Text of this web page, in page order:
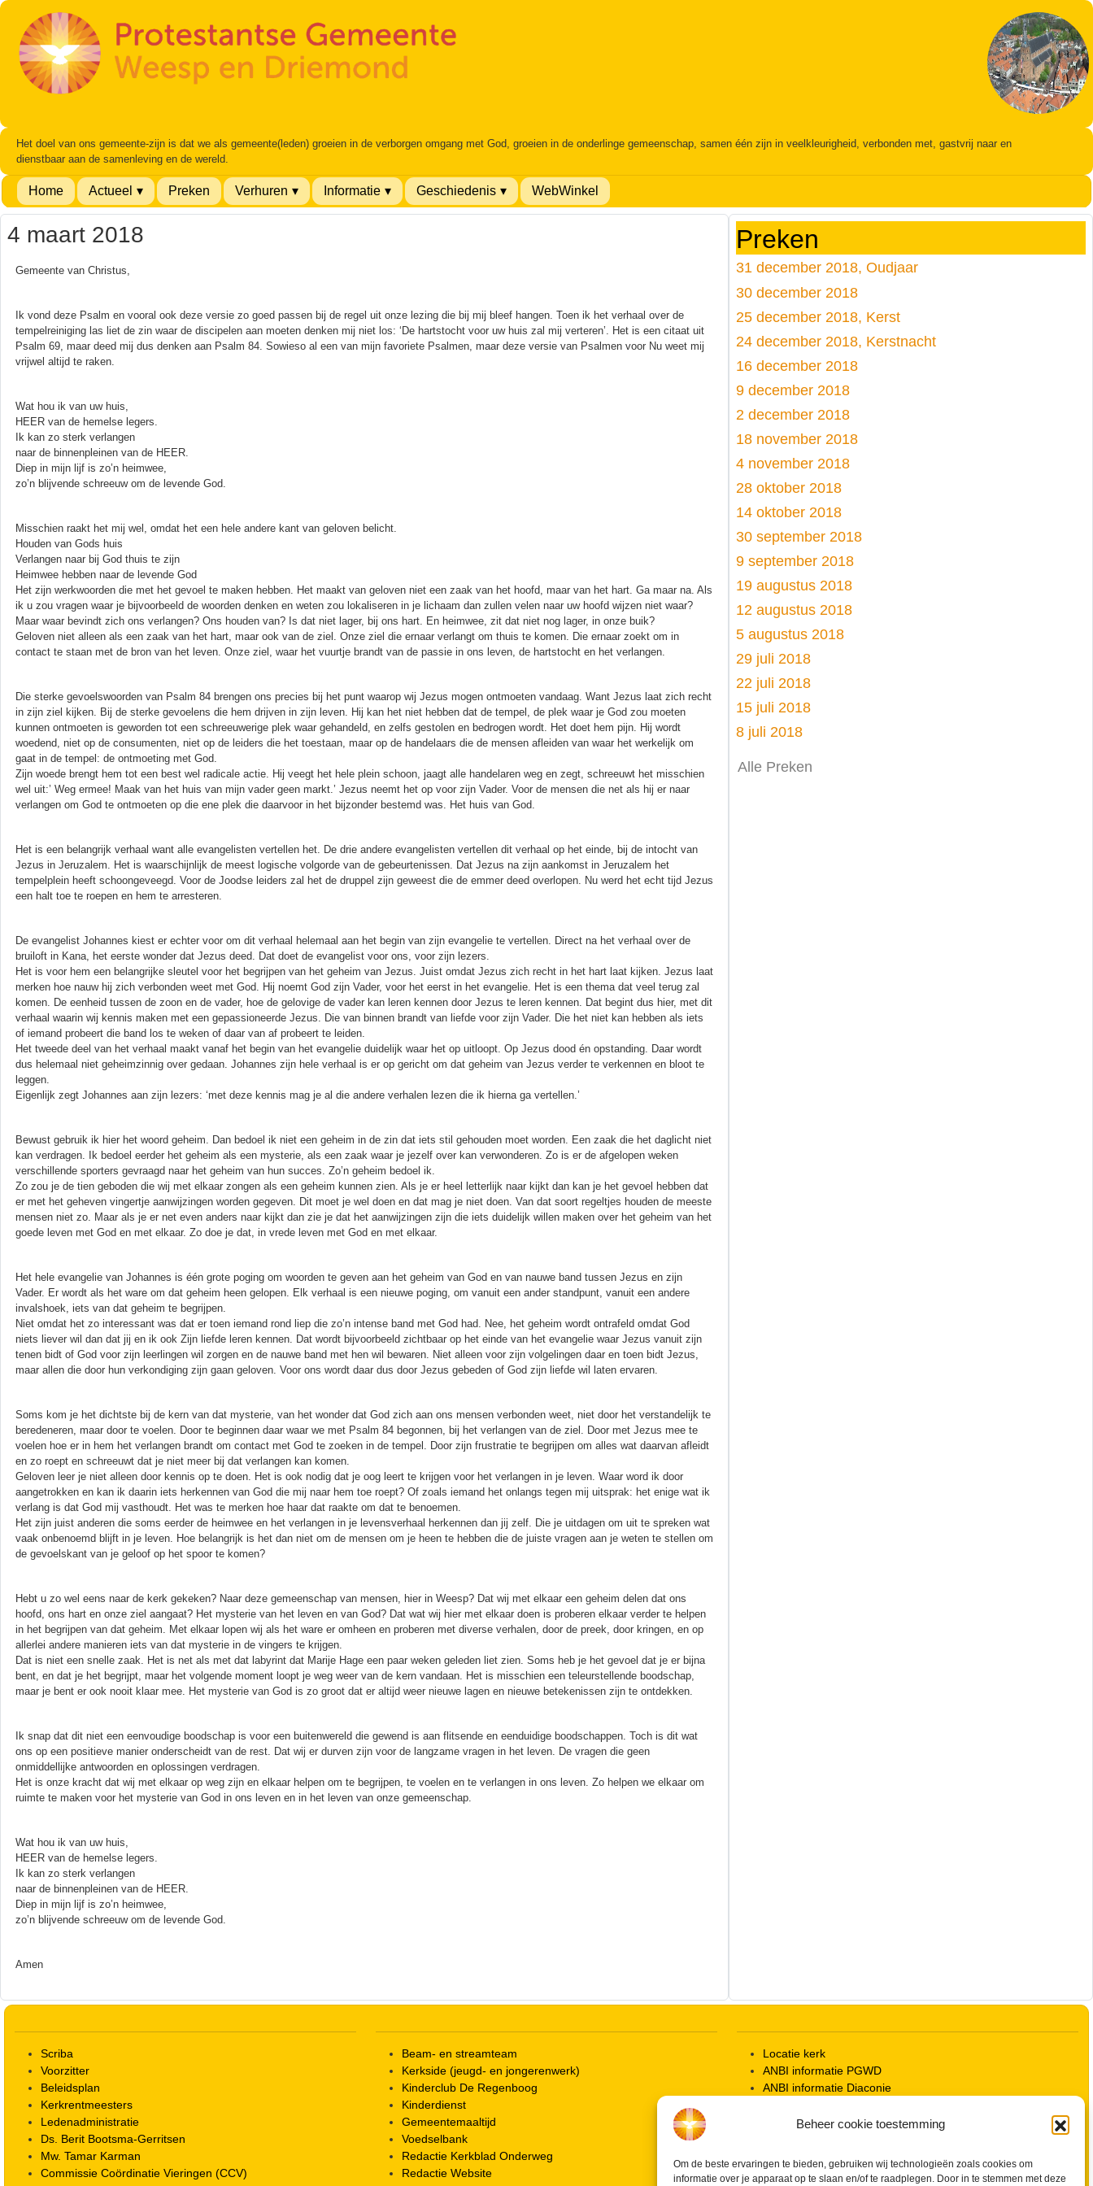
Beheer cookie toestemming
Om de beste ervaringen te bieden, gebruiken wij technologieën zoals cookies om
informatie over je apparaat op te slaan en/of te raadplegen. Door in te stemmen met deze
Het doel van ons gemeente-zijn is dat we als gemeente(leden) groeien in de verborgen omgang met God, groeien in de onderlinge gemeenschap, samen één zijn in veelkleurigheid, verbonden met, gastvrij naar en
dienstbaar aan de samenleving en de wereld.
Home Actueel Preken Verhuren Informatie Geschiedenis WebWinkel
4 maart 2018
Gemeente van Christus,
Ik vond deze Psalm en vooral ook deze versie zo goed passen bij de regel uit onze lezing die bij mij bleef hangen. Toen ik het verhaal over de
tempelreiniging las liet de zin waar de discipelen aan moeten denken mij niet los: ‘De hartstocht voor uw huis zal mij verteren’. Het is een citaat uit
Psalm 69, maar deed mij dus denken aan Psalm 84. Sowieso al een van mijn favoriete Psalmen, maar deze versie van Psalmen voor Nu weet mij
vrijwel altijd te raken.
Wat hou ik van uw huis,
HEER van de hemelse legers.
Ik kan zo sterk verlangen
naar de binnenpleinen van de HEER.
Diep in mijn lijf is zo’n heimwee,
zo’n blijvende schreeuw om de levende God.
Misschien raakt het mij wel, omdat het een hele andere kant van geloven belicht.
Houden van Gods huis
Verlangen naar bij God thuis te zijn
Heimwee hebben naar de levende God
Het zijn werkwoorden die met het gevoel te maken hebben. Het maakt van geloven niet een zaak van het hoofd, maar van het hart. Ga maar na. Als
ik u zou vragen waar je bijvoorbeeld de woorden denken en weten zou lokaliseren in je lichaam dan zullen velen naar uw hoofd wijzen niet waar?
Maar waar bevindt zich ons verlangen? Ons houden van? Is dat niet lager, bij ons hart. En heimwee, zit dat niet nog lager, in onze buik?
Geloven niet alleen als een zaak van het hart, maar ook van de ziel. Onze ziel die ernaar verlangt om thuis te komen. Die ernaar zoekt om in
contact te staan met de bron van het leven. Onze ziel, waar het vuurtje brandt van de passie in ons leven, de hartstocht en het verlangen.
Die sterke gevoelswoorden van Psalm 84 brengen ons precies bij het punt waarop wij Jezus mogen ontmoeten vandaag. Want Jezus laat zich recht
in zijn ziel kijken. Bij de sterke gevoelens die hem drijven in zijn leven. Hij kan het niet hebben dat de tempel, de plek waar je God zou moeten
kunnen ontmoeten is geworden tot een schreeuwerige plek waar gehandeld, en zelfs gestolen en bedrogen wordt. Het doet hem pijn. Hij wordt
woedend, niet op de consumenten, niet op de leiders die het toestaan, maar op de handelaars die de mensen afleiden van waar het werkelijk om
gaat in de tempel: de ontmoeting met God.
Zijn woede brengt hem tot een best wel radicale actie. Hij veegt het hele plein schoon, jaagt alle handelaren weg en zegt, schreeuwt het misschien
wel uit:’ Weg ermee! Maak van het huis van mijn vader geen markt.’ Jezus neemt het op voor zijn Vader. Voor de mensen die net als hij er naar
verlangen om God te ontmoeten op die ene plek die daarvoor in het bijzonder bestemd was. Het huis van God.
Het is een belangrijk verhaal want alle evangelisten vertellen het. De drie andere evangelisten vertellen dit verhaal op het einde, bij de intocht van
Jezus in Jeruzalem. Het is waarschijnlijk de meest logische volgorde van de gebeurtenissen. Dat Jezus na zijn aankomst in Jeruzalem het
tempelplein heeft schoongeveegd. Voor de Joodse leiders zal het de druppel zijn geweest die de emmer deed overlopen. Nu werd het echt tijd Jezus
een halt toe te roepen en hem te arresteren.
De evangelist Johannes kiest er echter voor om dit verhaal helemaal aan het begin van zijn evangelie te vertellen. Direct na het verhaal over de
bruiloft in Kana, het eerste wonder dat Jezus deed. Dat doet de evangelist voor ons, voor zijn lezers.
Het is voor hem een belangrijke sleutel voor het begrijpen van het geheim van Jezus. Juist omdat Jezus zich recht in het hart laat kijken. Jezus laat
merken hoe nauw hij zich verbonden weet met God. Hij noemt God zijn Vader, voor het eerst in het evangelie. Het is een thema dat veel terug zal
komen. De eenheid tussen de zoon en de vader, hoe de gelovige de vader kan leren kennen door Jezus te leren kennen. Dat begint dus hier, met dit
verhaal waarin wij kennis maken met een gepassioneerde Jezus. Die van binnen brandt van liefde voor zijn Vader. Die het niet kan hebben als iets
of iemand probeert die band los te weken of daar van af probeert te leiden.
Het tweede deel van het verhaal maakt vanaf het begin van het evangelie duidelijk waar het op uitloopt. Op Jezus dood én opstanding. Daar wordt
dus helemaal niet geheimzinnig over gedaan. Johannes zijn hele verhaal is er op gericht om dat geheim van Jezus verder te verkennen en bloot te
leggen.
Eigenlijk zegt Johannes aan zijn lezers: ‘met deze kennis mag je al die andere verhalen lezen die ik hierna ga vertellen.’
Bewust gebruik ik hier het woord geheim. Dan bedoel ik niet een geheim in de zin dat iets stil gehouden moet worden. Een zaak die het daglicht niet
kan verdragen. Ik bedoel eerder het geheim als een mysterie, als een zaak waar je jezelf over kan verwonderen. Zo is er de afgelopen weken
verschillende sporters gevraagd naar het geheim van hun succes. Zo’n geheim bedoel ik.
Zo zou je de tien geboden die wij met elkaar zongen als een geheim kunnen zien. Als je er heel letterlijk naar kijkt dan kan je het gevoel hebben dat
er met het geheven vingertje aanwijzingen worden gegeven. Dit moet je wel doen en dat mag je niet doen. Van dat soort regeltjes houden de meeste
mensen niet zo. Maar als je er net even anders naar kijkt dan zie je dat het aanwijzingen zijn die iets duidelijk willen maken over het geheim van het
goede leven met God en met elkaar. Zo doe je dat, in vrede leven met God en met elkaar.
Het hele evangelie van Johannes is één grote poging om woorden te geven aan het geheim van God en van nauwe band tussen Jezus en zijn
Vader. Er wordt als het ware om dat geheim heen gelopen. Elk verhaal is een nieuwe poging, om vanuit een ander standpunt, vanuit een andere
invalshoek, iets van dat geheim te begrijpen.
Niet omdat het zo interessant was dat er toen iemand rond liep die zo’n intense band met God had. Nee, het geheim wordt ontrafeld omdat God
niets liever wil dan dat jij en ik ook Zijn liefde leren kennen. Dat wordt bijvoorbeeld zichtbaar op het einde van het evangelie waar Jezus vanuit zijn
tenen bidt of God voor zijn leerlingen wil zorgen en de nauwe band met hen wil bewaren. Niet alleen voor zijn volgelingen daar en toen bidt Jezus,
maar allen die door hun verkondiging zijn gaan geloven. Voor ons wordt daar dus door Jezus gebeden of God zijn liefde wil laten ervaren.
Soms kom je het dichtste bij de kern van dat mysterie, van het wonder dat God zich aan ons mensen verbonden weet, niet door het verstandelijk te
beredeneren, maar door te voelen. Door te beginnen daar waar we met Psalm 84 begonnen, bij het verlangen van de ziel. Door met Jezus mee te
voelen hoe er in hem het verlangen brandt om contact met God te zoeken in de tempel. Door zijn frustratie te begrijpen om alles wat daarvan afleidt
en zo roept en schreeuwt dat je niet meer bij dat verlangen kan komen.
Geloven leer je niet alleen door kennis op te doen. Het is ook nodig dat je oog leert te krijgen voor het verlangen in je leven. Waar word ik door
aangetrokken en kan ik daarin iets herkennen van God die mij naar hem toe roept? Of zoals iemand het onlangs tegen mij uitsprak: het enige wat ik
verlang is dat God mij vasthoudt. Het was te merken hoe haar dat raakte om dat te benoemen.
Het zijn juist anderen die soms eerder de heimwee en het verlangen in je levensverhaal herkennen dan jij zelf. Die je uitdagen om uit te spreken wat
vaak onbenoemd blijft in je leven. Hoe belangrijk is het dan niet om de mensen om je heen te hebben die de juiste vragen aan je weten te stellen om
de gevoelskant van je geloof op het spoor te komen?
Hebt u zo wel eens naar de kerk gekeken? Naar deze gemeenschap van mensen, hier in Weesp? Dat wij met elkaar een geheim delen dat ons
hoofd, ons hart en onze ziel aangaat? Het mysterie van het leven en van God? Dat wat wij hier met elkaar doen is proberen elkaar verder te helpen
in het begrijpen van dat geheim. Met elkaar lopen wij als het ware er omheen en proberen met diverse verhalen, door de preek, door kringen, en op
allerlei andere manieren iets van dat mysterie in de vingers te krijgen.
Dat is niet een snelle zaak. Het is net als met dat labyrint dat Marije Hage een paar weken geleden liet zien. Soms heb je het gevoel dat je er bijna
bent, en dat je het begrijpt, maar het volgende moment loopt je weg weer van de kern vandaan. Het is misschien een teleurstellende boodschap,
maar je bent er ook nooit klaar mee. Het mysterie van God is zo groot dat er altijd weer nieuwe lagen en nieuwe betekenissen zijn te ontdekken.
Ik snap dat dit niet een eenvoudige boodschap is voor een buitenwereld die gewend is aan flitsende en eenduidige boodschappen. Toch is dit wat
ons op een positieve manier onderscheidt van de rest. Dat wij er durven zijn voor de langzame vragen in het leven. De vragen die geen
onmiddellijke antwoorden en oplossingen verdragen.
Het is onze kracht dat wij met elkaar op weg zijn en elkaar helpen om te begrijpen, te voelen en te verlangen in ons leven. Zo helpen we elkaar om
ruimte te maken voor het mysterie van God in ons leven en in het leven van onze gemeenschap.
Wat hou ik van uw huis,
HEER van de hemelse legers.
Ik kan zo sterk verlangen
naar de binnenpleinen van de HEER.
Diep in mijn lijf is zo’n heimwee,
zo’n blijvende schreeuw om de levende God.
Amen
Preken
31 december 2018, Oudjaar
30 december 2018
25 december 2018, Kerst
24 december 2018, Kerstnacht
16 december 2018
9 december 2018
2 december 2018
18 november 2018
4 november 2018
28 oktober 2018
14 oktober 2018
30 september 2018
9 september 2018
19 augustus 2018
12 augustus 2018
5 augustus 2018
29 juli 2018
22 juli 2018
15 juli 2018
8 juli 2018
Alle Preken
Scriba
Voorzitter
Beleidsplan
Kerkrentmeesters
Ledenadministratie
Ds. Berit Bootsma-Gerritsen
Mw. Tamar Karman
Commissie Coördinatie Vieringen (CCV)
Beam- en streamteam
Kerkside (jeugd- en jongerenwerk)
Kinderclub De Regenboog
Kinderdienst
Gemeentemaaltijd
Voedselbank
Redactie Kerkblad Onderweg
Redactie Website
Locatie kerk
ANBI informatie PGWD
ANBI informatie Diaconie
Info Kerkelijke gebouwen / koster
Privacy